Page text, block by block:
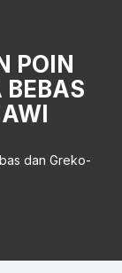
POIN
dan Greko-